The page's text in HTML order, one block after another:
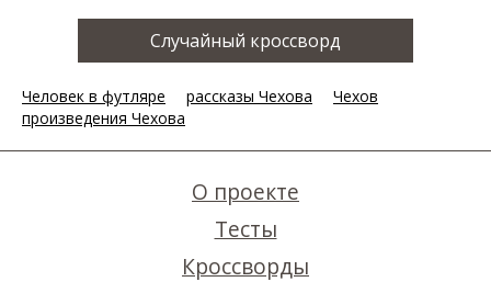
Случайный кроссворд
Человек в футляре рассказы Чехова
Чехов
произведения Чехова
О проекте
Тесты
Кроссворды